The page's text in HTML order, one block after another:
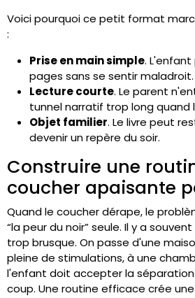
Voici pourquoi ce petit format
:
Prise en main simple.
pages sans se sentir maladroit.
Lecture courte. Le parent
tunnel narratif trop long
Objet familier. Le livre peut
devenir un repère du soir.
Construire une
coucher apaisante
Quand le coucher dérape, le
“la peur du noir” seule. Il y a
trop brusque. On passe d'une
pleine de stimulations, à une
l'enfant doit accepter la
coup. Une routine efficace crée